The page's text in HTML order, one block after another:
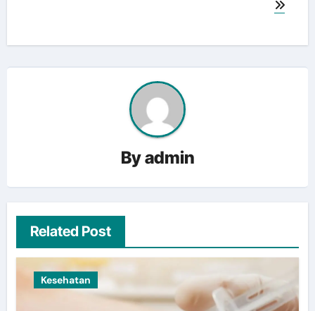
Byadmin
Related Post
Kesehatan